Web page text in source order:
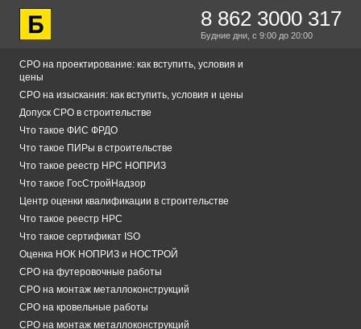
8 862 3000 317
Будние дни, с 9:00 до 20:00
СРО на проектирование: как вступить, условия и
цены
СРО на изыскания: как вступить, условия и цены
Допуск СРО в строительстве
Что такое ФИС ФРДО
Что такое ПИРы в строительстве
Что такое реестр НРС НОПРИЗ
Что такое ГосСтройНадзор
Центр оценки квалификации в строительстве
Что такое реестр НРС
Что такое сертификат ISO
Оценка НОК НОПРИЗ и НОСТРОЙ
СРО на футеровочные работы
СРО на монтаж металлоконструкций
СРО на кровельные работы
СРО на монтаж металлоконструкций